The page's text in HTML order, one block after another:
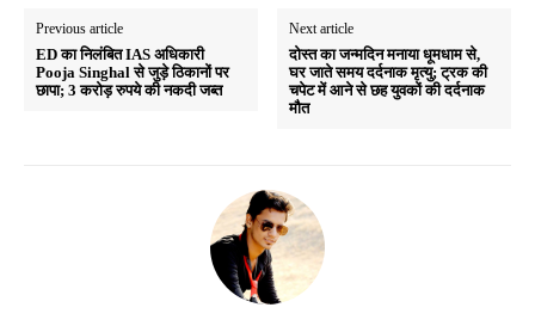
Previous article
ED का निलंबित IAS अधिकारी
Pooja Singhal से जुड़े ठिकानों पर
छापा; 3 करोड़ रुपये की नकदी जब्त
Next article
दोस्त का जन्मदिन मनाया धूमधाम से,
घर जाते समय दर्दनाक मृत्यु; ट्रक की
चपेट में आने से छह युवकों की दर्दनाक
मौत